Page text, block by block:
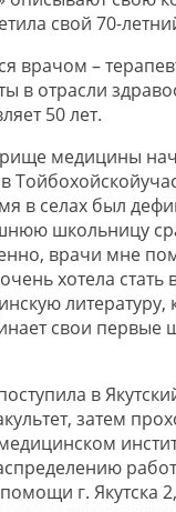
свой 70-
врачом –
в отрасли
50 лет.
медицины нач
вТойбохойской
в селах был
школьницу
врачи мне
хотела стать
литературу,
свои первые
в
затем п
мощи г. Якутска